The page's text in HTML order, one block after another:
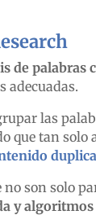
de palabras
adecuadas.
las
que tan solo
son solo
y